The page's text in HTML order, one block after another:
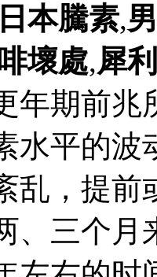
日本騰素,
壞處,犀
年期前兆
水平的波
乱，提
、三个